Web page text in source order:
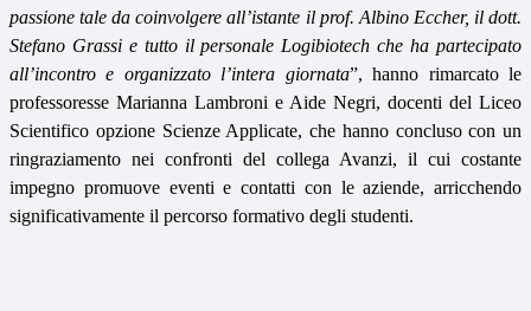
passione tale da coinvolgere all’istante il prof. Albino Eccher, il dott.
Stefano Grassi e tutto il personale Logibiotech che ha partecipato
all’incontro e organizzato l’intera giornata”, hanno rimarcato le
professoresse Marianna Lambroni e Aide Negri, docenti del Liceo
Scientifico opzione Scienze Applicate, che hanno concluso con un
ringraziamento nei confronti del collega Avanzi, il cui costante
impegno promuove eventi e contatti con le aziende, arricchendo
significativamente il percorso formativo degli studenti.